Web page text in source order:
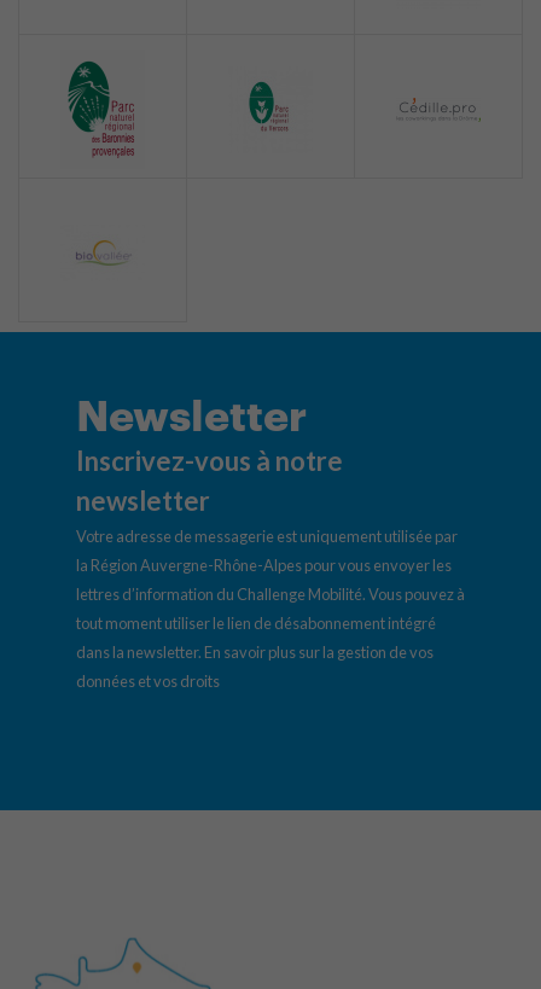
Newsletter
Inscrivez-vous à notre
newsletter
Votre adresse de messagerie est uniquement utilisée par
la Région Auvergne-Rhône-Alpes pour vous envoyer les
lettres d’information du Challenge Mobilité. Vous pouvez à
tout moment utiliser le lien de désabonnement intégré
dans la newsletter. En savoir plus sur la gestion de vos
données et vos droits